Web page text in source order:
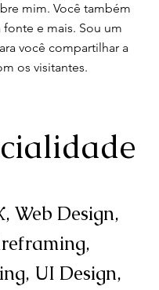
mim. Você também
e mais. Sou um
você compartilhar a
os visitantes.
Web Design,
UI Design,